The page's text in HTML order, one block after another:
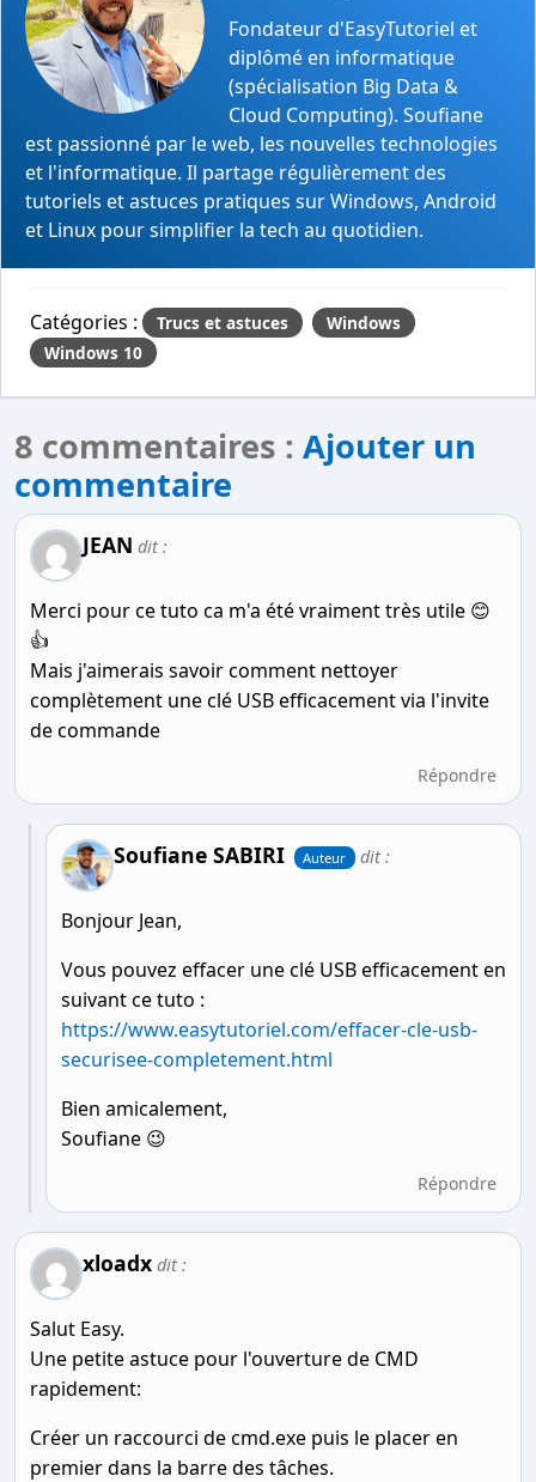
Fondateur d'EasyTutoriel et
diplômé en informatique
(spécialisation Big Data &
Cloud Computing). Soufiane
est passionné par le web, les nouvelles technologies
et l'informatique. Il partage régulièrement des
tutoriels et astuces pratiques sur Windows, Android
et Linux pour simplifier la tech au quotidien.
Catégories : Trucs et astuces
Windows
Windows 10
8 commentaires : Ajouter un
commentaire
JEAN dit :
Merci pour ce tuto ca m'a été vraiment très utile 😊
👍
Mais j'aimerais savoir comment nettoyer
complètement une clé USB efficacement via l'invite
de commande
Répondre
Soufiane SABIRI Auteur dit :
Bonjour Jean,
Vous pouvez effacer une clé USB efficacement en
suivant ce tuto :
https://www.easytutoriel.com/effacer-cle-usb-
securisee-completement.html
Bien amicalement,
Soufiane 😉
Répondre
xloadx dit :
Salut Easy.
Une petite astuce pour l'ouverture de CMD
rapidement:
Créer un raccourci de cmd.exe puis le placer en
premier dans la barre des tâches.